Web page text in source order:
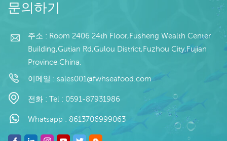
20일 이내 원산지: 중국 브
랜드: 푸 왕 행
문의하기
주소 : Room 2406 24th Floor,Fusheng Wealth Center
Building,Gutian Rd,Gulou District,Fuzhou City,Fujian
Province,China.
이메일 : sales001@fwhseafood.com
전화 : Tel : 0591-87931986
Whatsapp : 8613706999063